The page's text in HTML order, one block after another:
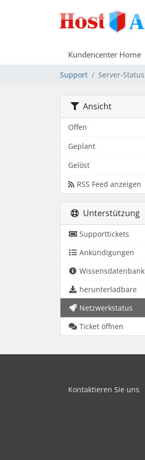
Kundencenter Home
Support Server-Status
Ansicht
Offen
Geplant
Gelöst
RSS Feed anzeigen
Unterstützung
Supporttickets
Ankündigungen
Wissensdatenbank
herunterladbare
Netzwerkstatus
Ticket öffnen
Kontaktieren Sie uns